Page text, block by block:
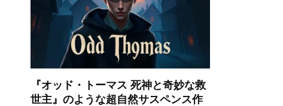
『オッド・トーマス 死神と奇妙な救
世主』のような超自然サスペンス作